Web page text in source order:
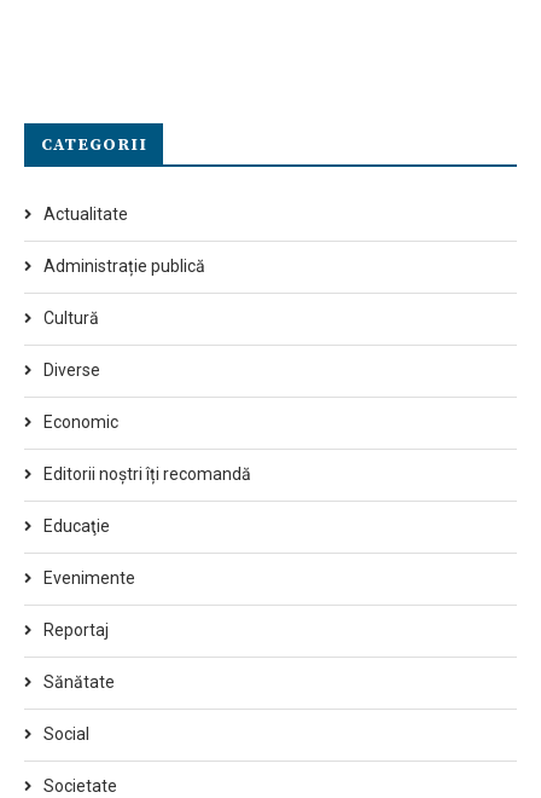
CATEGORII
Actualitate
Administrație publică
Cultură
Diverse
Economic
Editorii noștri îți recomandă
Educaţie
Evenimente
Reportaj
Sănătate
Social
Societate